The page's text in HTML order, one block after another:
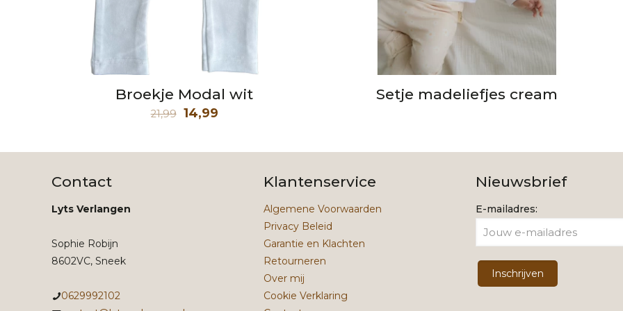
Broekje Modal wit
21,99 Oorspronkelijke
14,99Huidige
Setje madeliefjes cream
Contact
Lyts Verlangen
Sophie Robijn
8602VC, Sneek
0629992102
Klantenservice
Algemene Voorwaarden
Privacy Beleid
Garantie en Klachten
Retourneren
Over mij
Cookie Verklaring
Nieuwsbrief
E-mailadres: